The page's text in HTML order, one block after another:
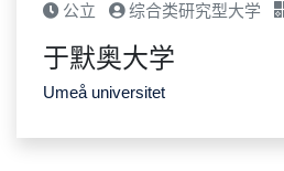
公立 综合类研究型大学
于默奥大学
Umeå universitet